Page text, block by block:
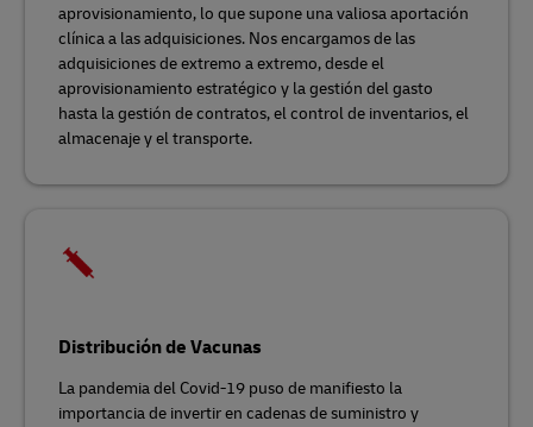
aprovisionamiento, lo que supone una valiosa aportación
clínica a las adquisiciones. Nos encargamos de las
adquisiciones de extremo a extremo, desde el
aprovisionamiento estratégico y la gestión del gasto
hasta la gestión de contratos, el control de inventarios, el
almacenaje y el transporte.
Distribución de Vacunas
La pandemia del Covid-19 puso de manifiesto la
importancia de invertir en cadenas de suministro y